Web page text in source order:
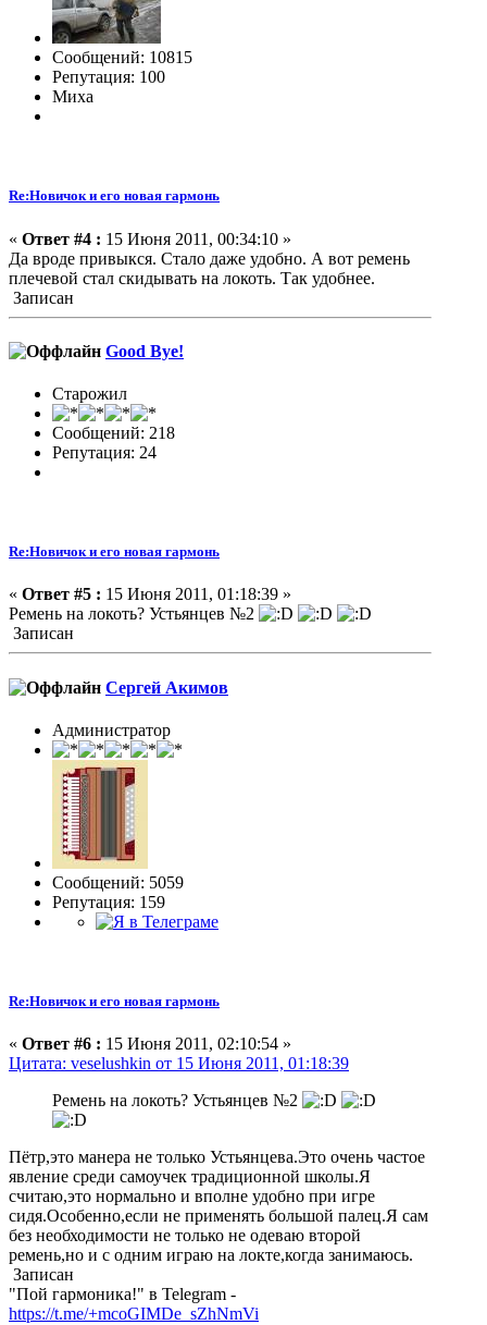
Сообщений: 10815
Репутация: 100
Миха
Re:Новичок и его новая гармонь
« Ответ #4 : 15 Июня 2011, 00:34:10 »
Да вроде привыкся. Стало даже удобно. А вот ремень
плечевой стал скидывать на локоть. Так удобнее.
Записан
Good Bye!
Старожил
Сообщений: 218
Репутация: 24
Re:Новичок и его новая гармонь
« Ответ #5 : 15 Июня 2011, 01:18:39 »
Ремень на локоть? Устьянцев №2
Записан
Сергей Акимов
Администратор
Сообщений: 5059
Репутация: 159
Re:Новичок и его новая гармонь
« Ответ #6 : 15 Июня 2011, 02:10:54 »
Цитата: veselushkin от 15 Июня 2011, 01:18:39
Ремень на локоть? Устьянцев №2
Пётр,это манера не только Устьянцева.Это очень частое
явление среди самоучек традиционной школы.Я
считаю,это нормально и вполне удобно при игре
сидя.Особенно,если не применять большой палец.Я сам
без необходимости не только не одеваю второй
ремень,но и с одним играю на локте,когда занимаюсь.
Записан
"Пой гармоника!" в Telegram -
https://t.me/+mcoGIMDe_sZhNmVi